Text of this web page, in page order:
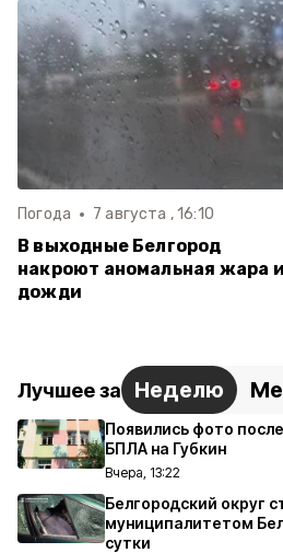
Погода 7 августа , 16:10
В выходные Белгород
накроют аномальная жара и
дожди
Лучшее за Неделю
Появились фото
БПЛА на Губкин
Вчера, 13:22
Белгородский округ
муниципалитетом
сутки